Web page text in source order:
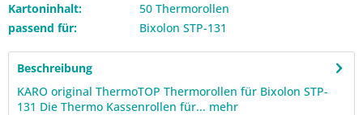
Kartoninhalt:
50 Thermorollen
passend für:
Bixolon STP-131
Beschreibung
KARO original ThermoTOP Thermorollen für Bixolon STP-
131 Die Thermo Kassenrollen für... mehr